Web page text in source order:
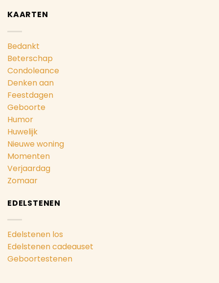
KAARTEN
Bedankt
Beterschap
Condoleance
Denken aan
Feestdagen
Geboorte
Humor
Huwelijk
Nieuwe woning
Momenten
Verjaardag
Zomaar
EDELSTENEN
Edelstenen los
Edelstenen cadeauset
Geboortestenen